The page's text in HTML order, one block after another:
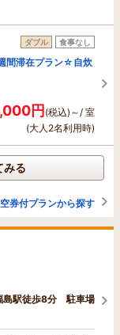
ダブル 食事なし
間滞在プラン☆自炊
円(税込)～/ 室
(大人2名利用時)
みる
券付プランから探す
島駅徒歩8分 駐車場